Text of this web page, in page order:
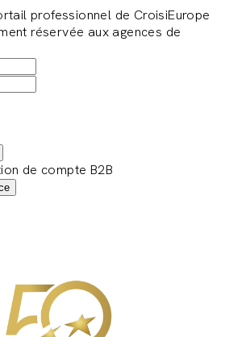
professionnel de CroisiEurope
réservée aux agences de
de compte B2B